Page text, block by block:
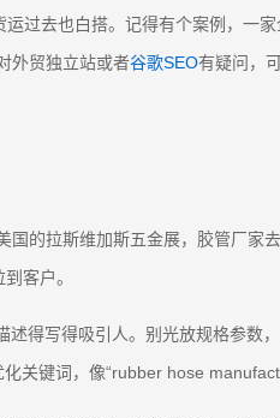
过去也白搭。记得有个案例，一
外贸独立站或者谷歌SEO有疑问，
的拉斯维加斯五金展，胶管厂家
客户。
写得吸引人。别光放规格参数
关键词，像“rubber hose